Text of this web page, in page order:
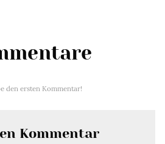
den ersten Kommentar!
Kommentar